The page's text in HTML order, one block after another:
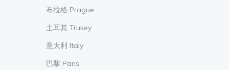
布拉格 Prague
土耳其 Trukey
意大利 Italy
巴黎 Paris